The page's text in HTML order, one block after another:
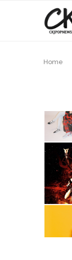
Home